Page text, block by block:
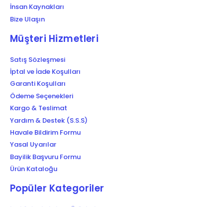
İnsan Kaynakları
Bize Ulaşın
Müşteri Hizmetleri
Satış Sözleşmesi
İptal ve İade Koşulları
Garanti Koşulları
Ödeme Seçenekleri
Kargo & Teslimat
Yardım & Destek (S.S.S)
Havale Bildirim Formu
Yasal Uyarılar
Bayilik Başvuru Formu
Ürün Kataloğu
Popüler Kategoriler